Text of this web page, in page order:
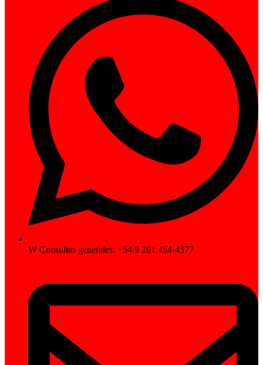
W Consultas generales: +54 9 261 454-4377